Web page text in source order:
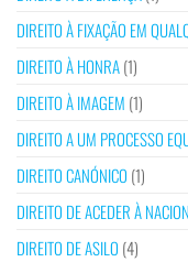
DIREITO À FIXAÇÃO EM
DIREITO À HONRA(1)
DIREITO À IMAGEM (1)
DIREITO A UM PROCESSO
DIREITO CANÓNICO (1)
DIREITO DE ACEDER À
DIREITO DE ASILO (4)